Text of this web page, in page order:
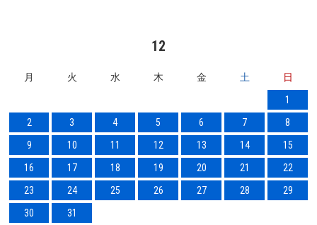
12
月 火 水 木 金 土
日
1
2
3 4 5 6 7
8
9
10 11 12 13 14
15
16
17 18 19 20 21
22
23
24 25 26 27 28
29
30
31